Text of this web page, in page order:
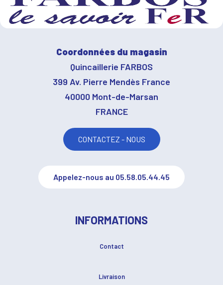
Coordonnées du magasin
Quincaillerie FARBOS
399 Av. Pierre Mendès France
40000 Mont-de-Marsan
FRANCE
CONTACTEZ - NOUS
Appelez-nous au 05.58.05.44.45
INFORMATIONS
Contact
Livraison